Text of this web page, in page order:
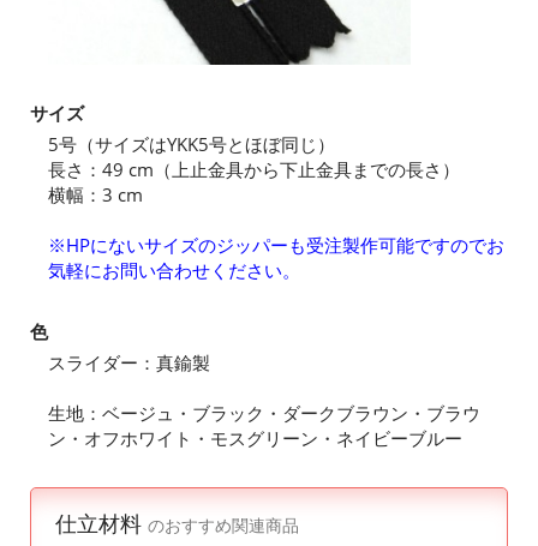
サイズ
5号（サイズはYKK5号とほぼ同じ）
長さ：49 cm（上止金具から下止金具までの長さ）
横幅：3 cm
※HPにないサイズのジッパーも受注製作可能ですのでお
気軽にお問い合わせください。
色
スライダー：真鍮製
生地：ベージュ・ブラック・ダークブラウン・ブラウ
ン・オフホワイト・モスグリーン・ネイビーブルー
仕立材料 のおすすめ関連商品